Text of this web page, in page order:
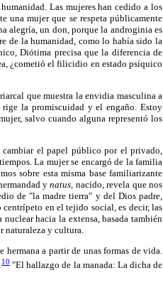
Las mujeres han cedido a los
una mujer que se respeta públicamente
alegría, un don, porque la androginia es
de la humanidad, como lo había sido la
Diótima precisa que la diferencia de
¿cometió el filicidio en estado psíquico
que muestra la envidia masculina a
rige la promiscuidad y el engaño. Estoy
salvo cuando alguna representó los
el papel público por el privado,
La mujer se encargó de la familia
sobre esta misma base familiarizante
ynatus, nacido, revela que nos
de "la madre tierra" y del Dios padre,
en el tejido social, es decir, las
hacia la extensa, basada también
naturaleza y cultura.
hermana a partir de unas formas de vida.
10 "El hallazgo de la manada: La dicha de